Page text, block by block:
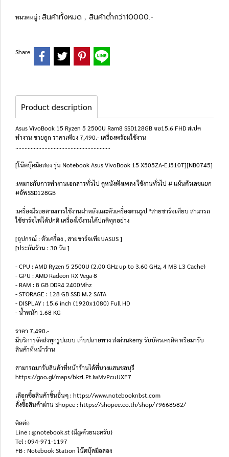
หมวดหมู่ :สินค้าทั้งหมด , สินค้าต่ำกว่า10000.-
Share
Product description
Asus VivoBook 15 Ryzen 5 2500U Ram8 SSD128GB จอ15.6 FHD สเปค
ทำงาน ขายถูก ราคาเพียง 7,490.- เครื่องพร้อมใช้งาน
..............................................................
[โน๊ตบุ๊คมือสอง รุ่น Notebook Asus VivoBook 15 X505ZA-EJ510T][NB0745]
:เหมาะกับการทำงานเอกสารทั่วไป ดูหนังฟังเพลง ใช้งานทั่วไป # แผ้นตัวเลขแยก
#อัพSSD128GB
:เครื่องมีรอยตามการใช้งานฝาหลังและตัวเครื่องตามรูป *สายชาร์จเทียบ สามารถ
ใช้ชาร์จไฟได้ปกติ เครื่องใช้งานได้ปกติทุกอย่าง
[อุปกรณ์ : ตัวเครื่อง , สายชาร์จเทียบASUS ]
[ประกันร้าน : 30 วัน ]
- CPU : AMD Ryzen 5 2500U (2.00 GHz up to 3.60 GHz, 4 MB L3 Cache)
- GPU : AMD Radeon RX Vega 8
- RAM : 8 GB DDR4 2400Mhz
- STORAGE : 128 GB SSD M.2 SATA
- DISPLAY : 15.6 inch (1920x1080) Full HD
- น้ำหนัก 1.68 KG
ราคา 7,490.-
มีบริการจัดส่งทุกรูปแบบ เก็บปลายทาง ส่งด่วนkerry รับบัตรเครดิต หรือมารับ
สินค้าที่หน้าร้าน
สามารถมารับสินค้าที่หน้าร้านได้ที่บางแสนชลบุรี
https://goo.gl/maps/bkzLPtJwMvPcuUXF7
เลือกซื้อสินค้าชิ้นอื่นๆ : https://www.notebooknbst.com
สั่งซื้อสินค้าผ่าน Shopee : https://shopee.co.th/shop/79668582/
ติดต่อ
Line : @notebook.st (มี@ด้วยนะครับ)
Tel : 094-971-1197
FB : Notebook Station โน๊ตบุ๊คมือสอง